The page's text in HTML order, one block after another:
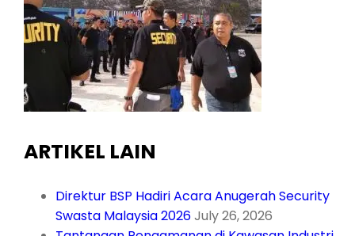
ARTIKEL LAIN
Direktur BSP Hadiri Acara Anugerah Security
Swasta Malaysia 2026July 26, 2026